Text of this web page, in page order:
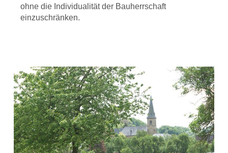
ohne die Individualität der Bauherrschaft
einzuschränken. ​